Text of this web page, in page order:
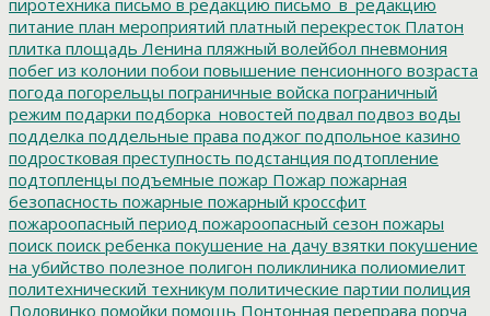
питание план мероприятий платный перекресток Платон
плитка площадь Ленина пляжный волейбол пневмония
побег из колонии побои повышение пенсионного возраста
погода погорельцы пограничные войска пограничный
режим подарки подборка_новостей подвал подвоз воды
подделка поддельные права поджог подпольное казино
подростковая преступность подстанция подтопление
подтопленцы подъемные пожар Пожар пожарная
безопасность пожарные пожарный кроссфит
пожароопасный период пожароопасный сезон пожары
поиск поиск ребенка покушение на дачу взятки покушение
на убийство полезное полигон поликлиника полиомиелит
политехнический техникум политические партии полиция
Половинко помойки помощь Понтонная переправа порча